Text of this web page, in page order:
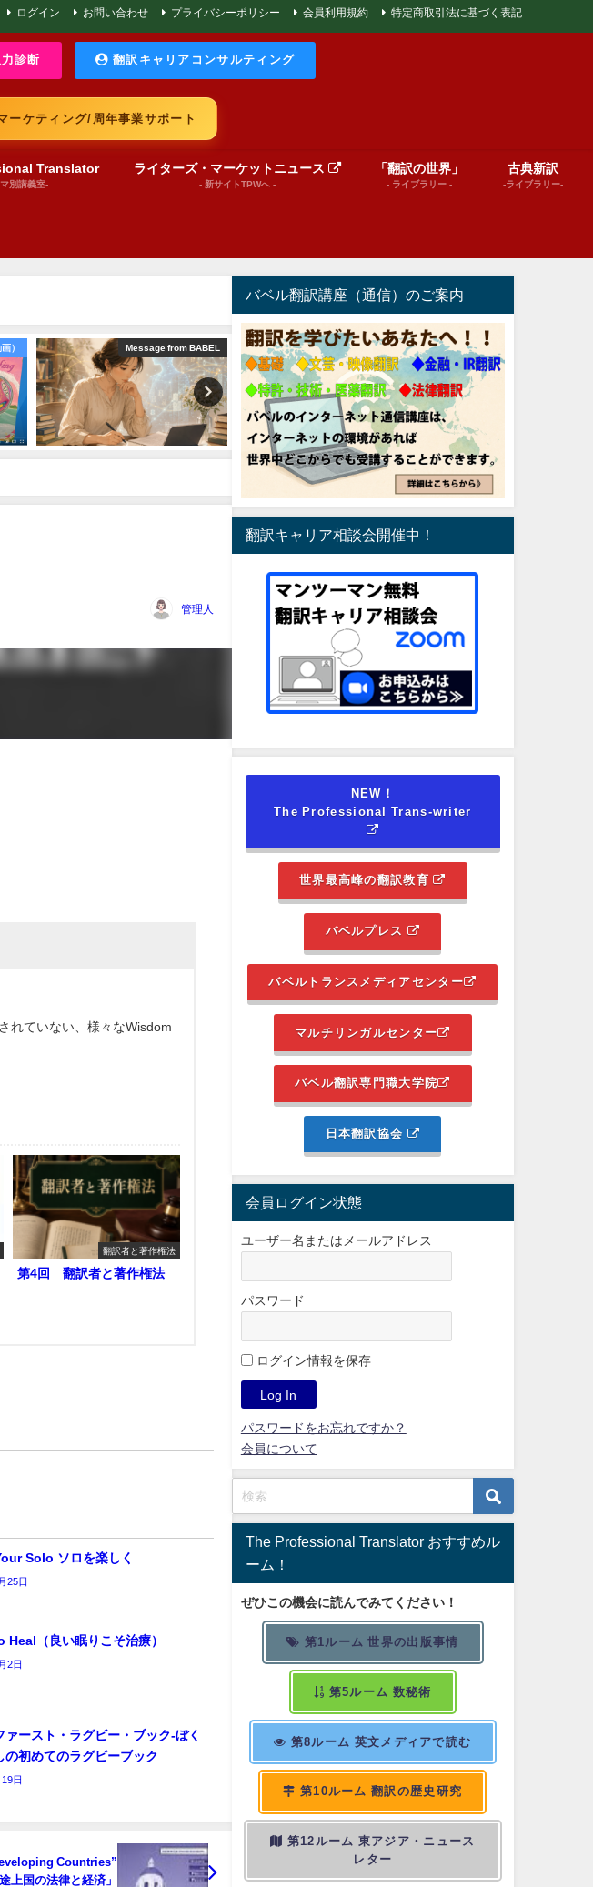
ログイン お問い合わせ プライバシーポリシー 会員利用規約 特定商取引法に基づく表記
診断 翻訳キャリアコンサルティング
ーケティング/周年事業サポート
Translator
別講義室-
ライターズ・マーケットニュース
- 新サイトTPWへ -
「翻訳の世界」
- ライブラリー -
古典新訳
-ライブラリー-
） Message from BABEL 文芸（プレゼンテーション動画） 文芸（プレゼンテーショ
管理人
れていない、様々なWisdom
翻訳者と著作権法
第4回 翻訳者と著作権法
Solo ソロを楽しく
25日
Heal（良い眠りこそ治療）
2日
ァースト・ラグビー・ブック‐ぼく
の初めてのラグビーブック
日
Countries”
上国の法律と経済」
バベル翻訳講座（通信）のご案内
翻訳キャリア相談会開催中！
NEW！
The Professional Trans-writer
世界最高峰の翻訳教育
バベルプレス
バベルトランスメディアセンター
マルチリンガルセンター
バベル翻訳専門職大学院
日本翻訳協会
会員ログイン状態
ユーザー名またはメールアドレス
パスワード
ログイン情報を保存
パスワードをお忘れですか？
会員について
The Professional Translator おすすめル
ーム！
ぜひこの機会に読んでみてください！
第1ルーム 世界の出版事情
第5ルーム 数秘術
第8ルーム 英文メディアで読む
第10ルーム 翻訳の歴史研究
第12ルーム 東アジア・ニュース
レター